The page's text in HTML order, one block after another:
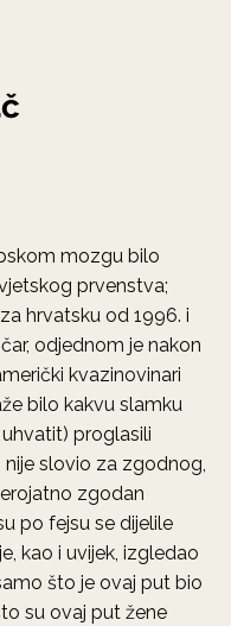
mozgu bilo
prvenstva;
hrvatsku od 1996. i
odjednom je nakon
kvazinovinari
bilo kakvu slamku
proglasili
slovio za zgodnog,
zgodan
po fejsu se dijelile
kao i uvijek, izgledao
što je ovaj put bio
su ovaj put žene